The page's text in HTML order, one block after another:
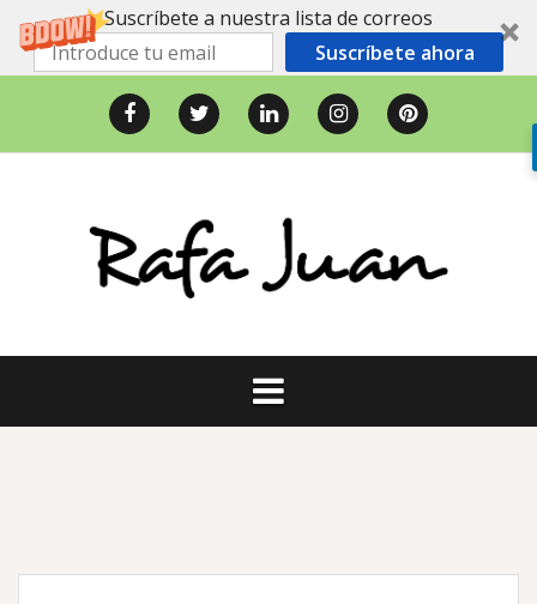
Suscríbete a nuestra lista de correos
Suscríbete ahora
contenido
FacebookTwitter LinkedInInstagramPinterest